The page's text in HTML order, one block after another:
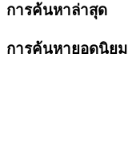
การค้นหาล่าสุด
การค้นหายอดนิยม